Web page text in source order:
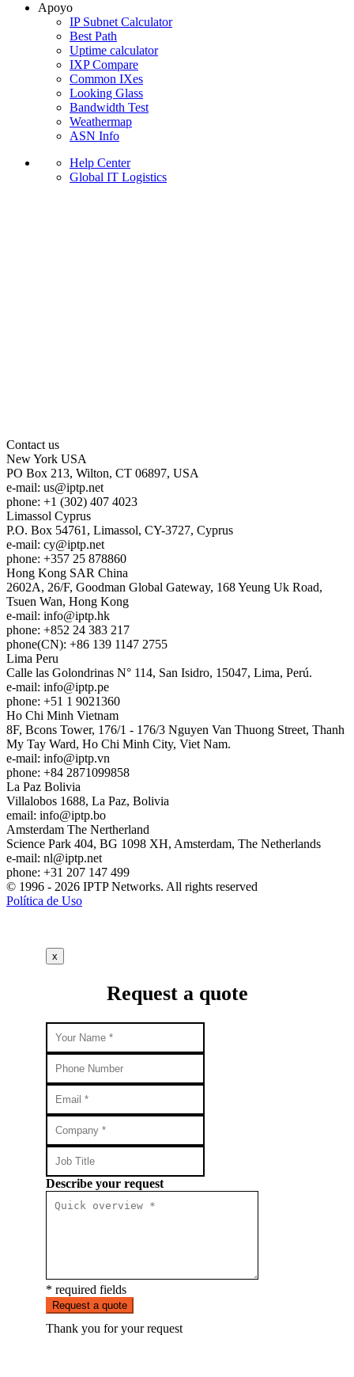
Apoyo
IP Subnet Calculator
Best Path
Uptime calculator
IXP Compare
Common IXes
Looking Glass
Bandwidth Test
Weathermap
ASN Info
Help Center
Global IT Logistics
Contact us
New York USA
PO Box 213, Wilton, CT 06897, USA
e-mail: us
iptp.net
phone: +1 (302) 407 4023
Limassol Cyprus
P.O. Box 54761, Limassol, CY-3727, Cyprus
e-mail: cy
iptp.net
phone: +357 25 878860
Hong Kong SAR China
2602A, 26/F, Goodman Global Gateway, 168 Yeung Uk Road,
Tsuen Wan, Hong Kong
e-mail: info
iptp.hk
phone: +852 24 383 217
phone(CN): +86 139 1147 2755
Lima Peru
Calle las Golondrinas N° 114, San Isidro, 15047, Lima, Perú.
e-mail: info
iptp.pe
phone: +51 1 9021360
Ho Chi Minh Vietnam
8F, Bcons Tower, 176/1 - 176/3 Nguyen Van Thuong Street, Thanh
My Tay Ward, Ho Chi Minh City, Viet Nam.
e-mail: info
iptp.vn
phone: +84 2871099858
La Paz Bolivia
Villalobos 1688, La Paz, Bolivia
email: info
iptp.bo
Amsterdam The Nertherland
Science Park 404, BG 1098 XH, Amsterdam, The Netherlands
e-mail: nl
iptp.net
phone: +31 207 147 499
© 1996 - 2026 IPTP Networks. All rights reserved
Política de Uso
x
Request a quote
Describe your request
* required fields
Request a quote
Thank you for your request